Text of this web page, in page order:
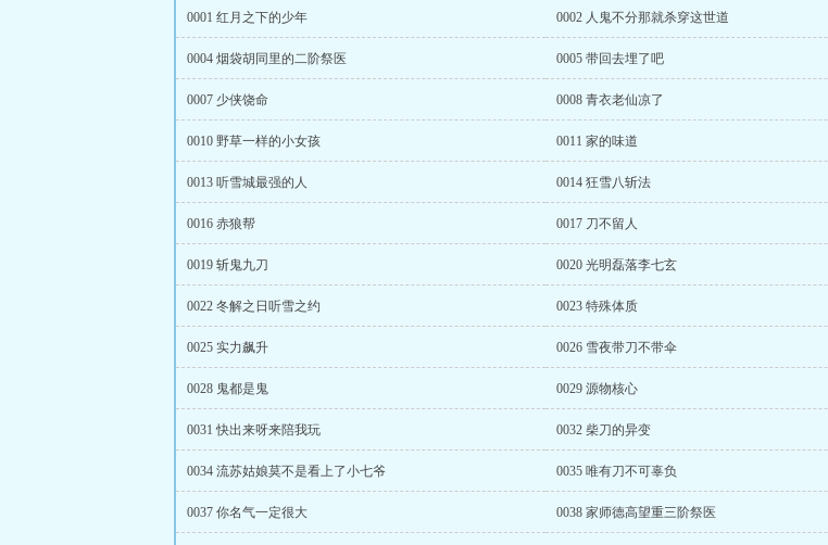
0001 红月之下的少年 0002 人鬼不分那就杀穿这世道
0004 烟袋胡同里的二阶祭医 0005 带回去埋了吧
0007 少侠饶命 0008 青衣老仙凉了
0010 野草一样的小女孩 0011 家的味道
0013 听雪城最强的人 0014 狂雪八斩法
0016 赤狼帮 0017 刀不留人
0019 斩鬼九刀 0020 光明磊落李七玄
0022 冬解之日听雪之约 0023 特殊体质
0025 实力飙升 0026 雪夜带刀不带伞
0028 鬼都是鬼 0029 源物核心
0031 快出来呀来陪我玩 0032 柴刀的异变
0034 流苏姑娘莫不是看上了小七爷 0035 唯有刀不可辜负
0037 你名气一定很大 0038 家师德高望重三阶祭医